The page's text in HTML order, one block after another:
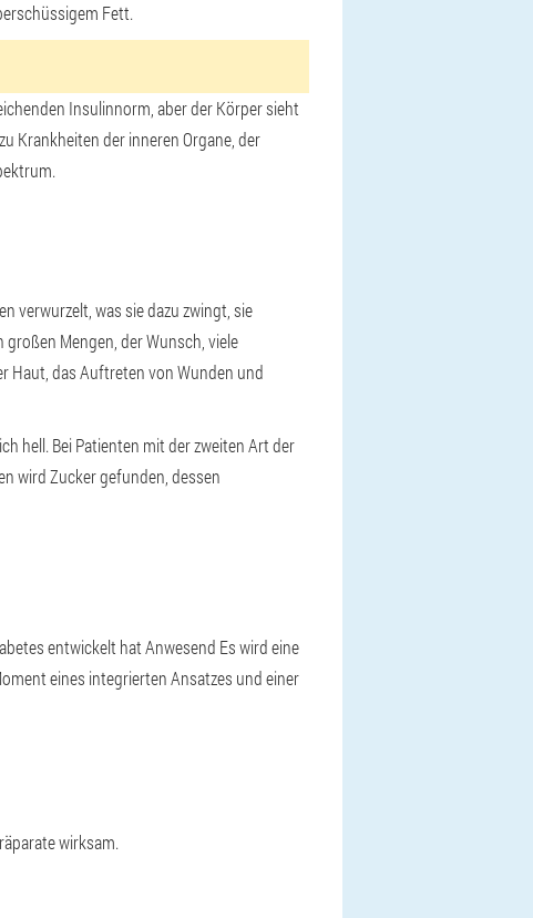
Fett.
Insulinnorm, aber der Körper sieht
Krankheiten der inneren Organe, der
verwurzelt, was sie dazu zwingt, sie
Mengen, der Wunsch, viele
Haut, das Auftreten von Wunden und
hell. Bei Patienten mit der zweiten Art der
wird Zucker gefunden, dessen
entwickelt hatAnwesend Es wird eine
eines integrierten Ansatzes und einer
wirksam.